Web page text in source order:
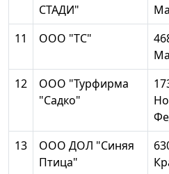
СТАДИ"
11
ООО "ТС"
12
ООО "Турфирма
"Садко"
13
ООО ДОЛ "Синяя
Птица"